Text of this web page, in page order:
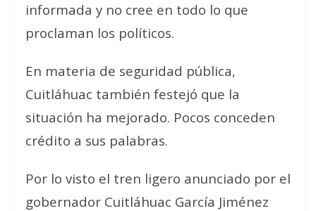
informada y no cree en todo lo que
proclaman los políticos.
En materia de seguridad pública,
Cuitláhuac también festejó que la
situación ha mejorado. Pocos conceden
crédito a sus palabras.
Por lo visto el tren ligero anunciado por el
gobernador Cuitláhuac García Jiménez